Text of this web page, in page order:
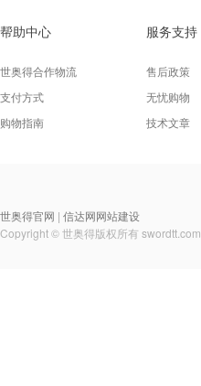
帮助中心
世奥得合作物流
支付方式
购物指南
服务支持
售后政策
无忧购物
技术文章
世奥得官网 信达网网站建设
Copyright © 世奥得版权所有 swordtt.com